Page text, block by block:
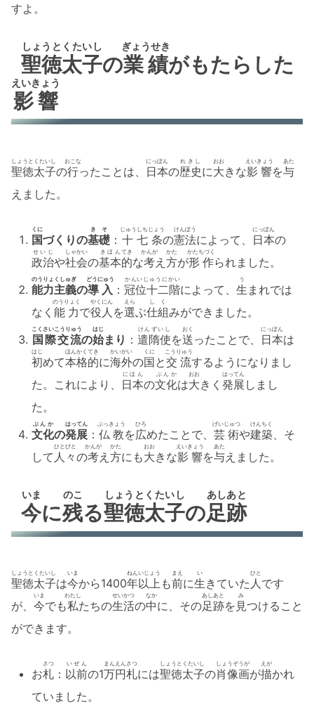
すよ。
聖徳太子
しょうとくたいし
の業績
ぎょうせき
がもたらした
影響
えいきょう
聖徳太子
しょうとくたいし
の行
おこな
ったことは、 日本
にっぽん
の歴史
れきし
に大
おお
きな影響
えいきょう
を与
あた
えました。
国
くに
づくりの基礎
きそ
： 十七条
じゅうしちじょう
の憲法
けんぽう
によって、 日本
にっぽん
の
政治
せいじ
や社会
しゃかい
の基本
きほん
的
てき
な考
かんが
え方
かた
が形作
かたちづく
られました。
能力主義
のうりょくしゅぎ
の導入
どうにゅう
：冠位十二階
かんいじゅうにかい
によって、生
う
まれでは
なく能力
のうりょく
で役人
やくにん
を選
えら
ぶ仕組
しく
みができました。
国際交流
こくさいこうりゅう
の始
はじ
まり ：遣隋使
けんずいし
を送
おく
ったことで、 日本
にっぽん
は
初
はじ
めて本格的
ほんかくてき
に海外
かいがい
の国
くに
と交流
こうりゅう
するようになりまし
た。これにより、 日本
にほん
の文化
ぶんか
は大
おお
きく発展
はってん
しまし
た。
文化
ぶんか
の発展
はってん
：仏教
ぶっきょう
を広
ひろ
めたことで、芸術
げいじゅつ
や建築
けんちく
、そ
して 人々
ひとびと
の考
かんが
え方
かた
にも大
おお
きな影響
えいきょう
を与
あた
えました。
今
いま
に残
のこ
る聖徳太子
しょうとくたいし
の足跡
あしあと
聖徳太子
しょうとくたいし
は今
いま
から1400年
ねん
以上
いじょう
も前
まえ
に生
い
きていた 人
ひと
です
が、 今
いま
でも私
わたし
たちの生活
せいかつ
の中
なか
に、その足跡
あしあと
を 見
み
つけること
ができます。
お札
さつ
： 以前
いぜん
の1万円
まんえん
札
さつ
には聖徳太子
しょうとくたいし
の肖像画
しょうぞうが
が描
えが
かれ
ていました。